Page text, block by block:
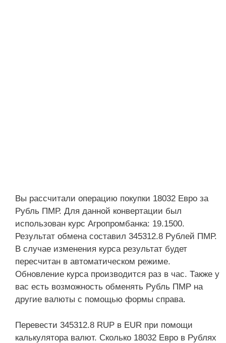
Вы рассчитали операцию покупки 18032 Евро за
Рубль ПМР. Для данной конвертации был
использован курс Агропромбанка: 19.1500.
Результат обмена составил 345312.8 Рублей ПМР.
В случае изменения курса результат будет
пересчитан в автоматическом режиме.
Обновление курса производится раз в час. Также у
вас есть возможность обменять Рубль ПМР на
другие валюты с помощью формы справа.
Перевести 345312.8 RUP в EUR при помощи
калькулятора валют. Сколько 18032 Евро в Рублях